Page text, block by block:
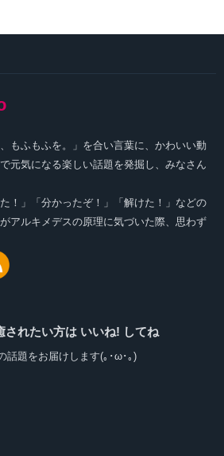
もふもふを。」を合い言葉に、かわいい動
元気になる楽しい話題を発掘し、みなさん
！」「分かったぞ！」「解けた！」などの
アルキメデスの原理に気づいた際、思わず
されたい方は いいね! してね
話題をお届けします(｡･ω･｡)